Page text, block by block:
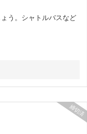
う。シャトルバスなど
締切済